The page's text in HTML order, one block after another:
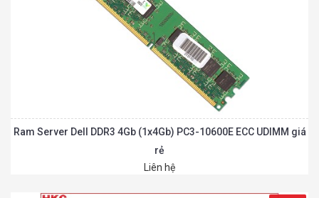
Ram Server Dell DDR3 4Gb (1x4Gb) PC3-10600E ECC UDIMM giá
rẻ
Liên hệ